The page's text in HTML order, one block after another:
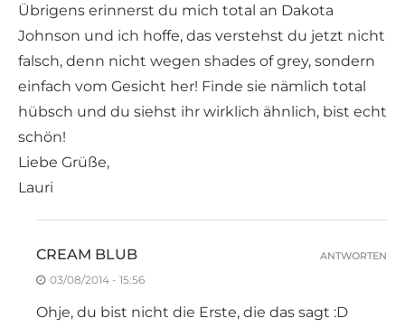
Übrigens erinnerst du mich total an Dakota
Johnson und ich hoffe, das verstehst du jetzt nicht
falsch, denn nicht wegen shades of grey, sondern
einfach vom Gesicht her! Finde sie nämlich total
hübsch und du siehst ihr wirklich ähnlich, bist echt
schön!
Liebe Grüße,
Lauri
CREAM BLUB
03/08/2014 - 15:56
Ohje, du bist nicht die Erste, die das sagt :D
ANTWORTEN